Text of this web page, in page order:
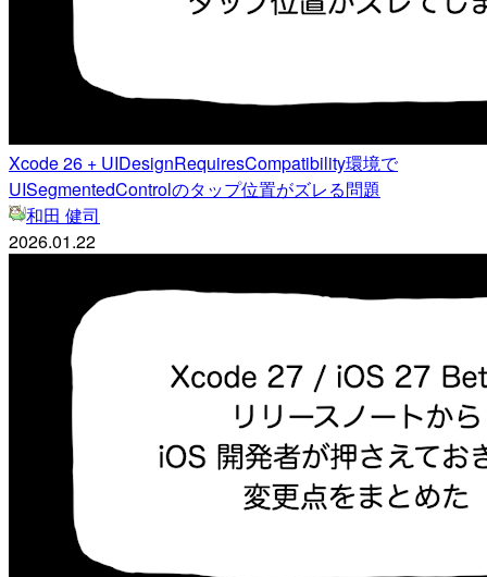
Xcode 26 + UIDesignRequiresCompatibility環境で
UISegmentedControlのタップ位置がズレる問題
和田 健司
2026.01.22